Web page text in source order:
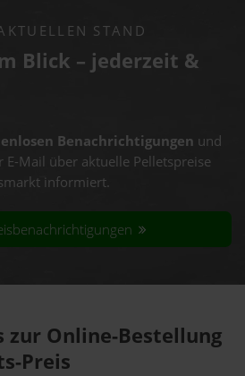
STAND
Blick – jederzeit &
Benachrichtigungen und
E-Mail über aktuelle Pelletspreise
informiert.
zur Online-Bestellung
Preis